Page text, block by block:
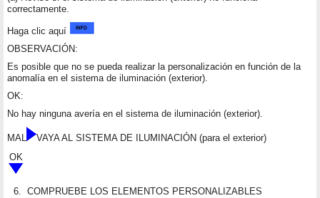
correctamente.
Haga clic aquí
OBSERVACIÓN:
Es posible que no se pueda realizar la personalización en función de la
anomalía en el sistema de iluminación (exterior).
OK:
No hay ninguna avería en el sistema de iluminación (exterior).
MAL
VAYA AL SISTEMA DE ILUMINACIÓN (para el exterior)
OK
6. COMPRUEBE LOS ELEMENTOS PERSONALIZABLES